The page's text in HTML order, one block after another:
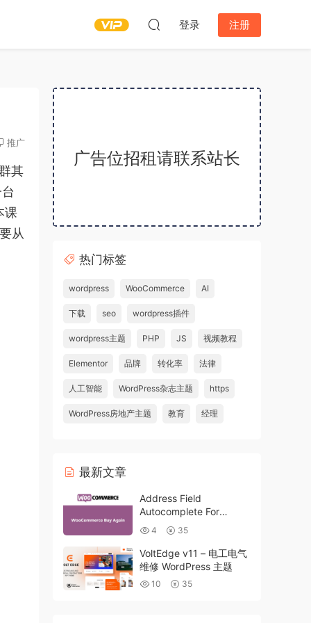
登录 注册
推广
其
课
从
广告位招租请联系站长
热门标签
wordpress WooCommerce AI
下载 seo wordpress插件
wordpress主题 PHP JS 视频教程
Elementor 品牌 转化率 法律
人工智能 WordPress杂志主题 https
WordPress房地产主题 教育 经理
最新文章
Address Field
Autocomplete For
WooCommerce v1.3.2
4 35
VoltEdge v11 – 电工电气
维修 WordPress 主题
10 35